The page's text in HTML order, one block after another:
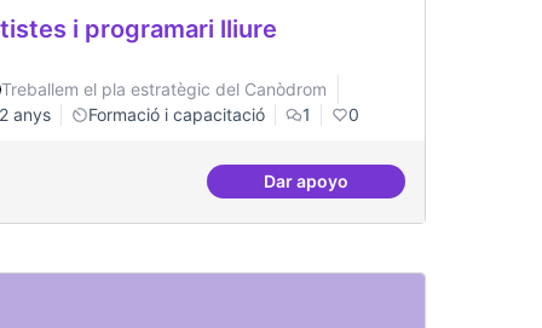
a tots nivells que sigui referent
i programari lliure
Treballem el pla estratègic del Canòdrom
2 anys
Formació i capacitació 1 0
Dar apoyoArtistes i programari lliure